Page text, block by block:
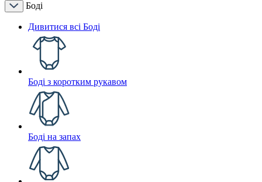
Боді
Дивитися всі Боді
Боді з коротким рукавом
Боді на запах